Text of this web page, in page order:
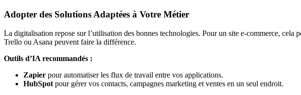
Adopter des Solutions Adaptées à Votre Métier
La digitalisation repose sur l’utilisation des bonnes technologies. Pour un site e-commerce,
Trello ou Asana peuvent faire la différence.
Outils d’IA recommandés :
Zapier pour automatiser les flux de travail entre vos applications.
HubSpot pour gérer vos contacts, campagnes marketing et ventes en un seul endroit.